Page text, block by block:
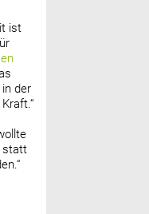
ist
der
statt